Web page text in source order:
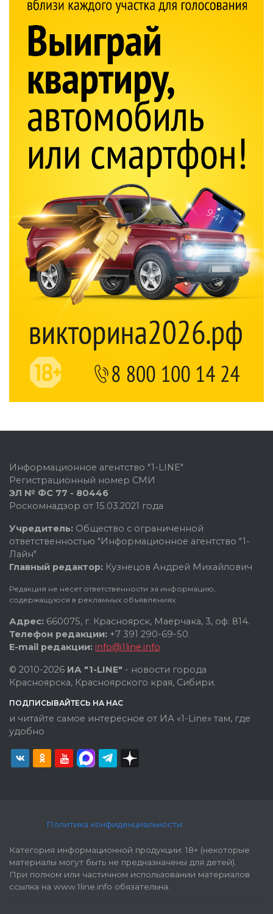
Информационное агентство "1-LINE"
Регистрационный номер СМИ
ЭЛ № ФС 77 - 80446
Роскомнадзор от 15.03.2021 года
Учредитель: Общество с ограниченной
ответственностью "Информационное агентство "1-
Лайн"
Главный редактор: Кузнецов Андрей Михайлович
Редакция не несет ответственности за информацию,
содержащуюся в рекламных объявлениях.
Адрес: 660075, г. Красноярск, Маерчака, 3, оф. 814.
Телефон редакции: +7 391 290-69-50.
E-mail редакции: info@1line.info
© 2010-2026 ИА "1-LINE" - новости города
Красноярска, Красноярского края, Сибири.
ПОДПИСЫВАЙТЕСЬ НА НАС
и читайте самое интересное от ИА «1-Line» там, где
удобно
Политика конфиденциальности
Категория информационной продукции: 18+ (некоторые
материалы могут быть не предназначены для детей).
При полном или частичном использовании материалов
ссылка на www.1line.info обязательна.